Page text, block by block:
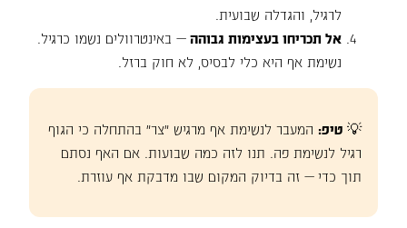
לרגיל, והגדלה שבועית.
אל תכריחו בעצימות גבוהה — באינטרוולים נשמו כרגיל.
נשימת אף היא כלי לבסיס, לא חוק ברזל.
💡 טיפ: המעבר לנשימת אף מרגיש "צר" בהתחלה כי הגוף
רגיל לנשימת פה. תנו לזה כמה שבועות. אם האף נסתם
תוך כדי — זה בדיוק המקום שבו מדבקת אף עוזרת.